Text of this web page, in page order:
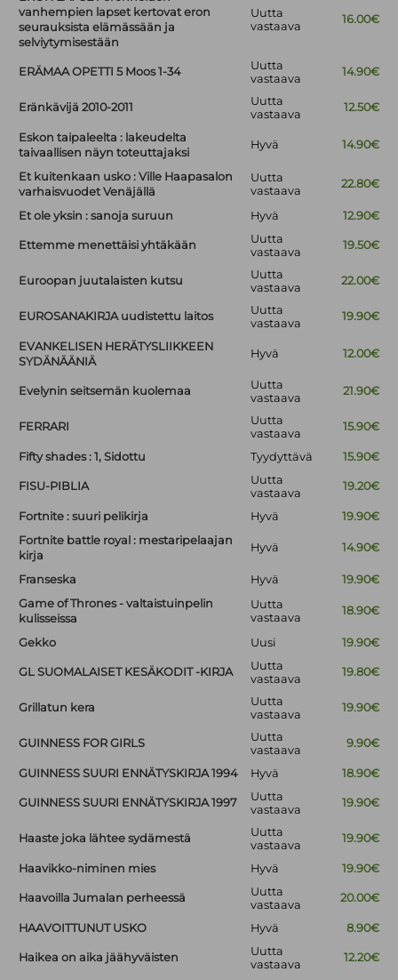
vanhempien lapset kertovat eron
seurauksista elämässään ja
selviytymisestään
Uutta
vastaava
16.00€
ERÄMAA OPETTI 5 Moos 1-34
Uutta
vastaava
14.90€
Eränkävijä 2010-2011
Uutta
vastaava
12.50€
Eskon taipaleelta : lakeudelta
taivaallisen näyn toteuttajaksi
Hyvä 14.90€
Et kuitenkaan usko : Ville Haapasalon
varhaisvuodet Venäjällä
Uutta
vastaava
22.80€
Et ole yksin : sanoja suruun Hyvä 12.90€
Ettemme menettäisi yhtäkään
Uutta
vastaava
19.50€
Euroopan juutalaisten kutsu
Uutta
vastaava
22.00€
EUROSANAKIRJA uudistettu laitos
Uutta
vastaava
19.90€
EVANKELISEN HERÄTYSLIIKKEEN
SYDÄNÄÄNIÄ
Hyvä 12.00€
Evelynin seitsemän kuolemaa
Uutta
vastaava
21.90€
FERRARI
Uutta
vastaava
15.90€
Fifty shades : 1, Sidottu Tyydyttävä 15.90€
FISU-PIBLIA
Uutta
vastaava
19.20€
Fortnite : suuri pelikirja Hyvä
19.90€
Fortnite battle royal : mestaripelaajan
kirja
Hyvä 14.90€
Franseska Hyvä
19.90€
Game of Thrones - valtaistuinpelin
kulisseissa
Uutta
vastaava
18.90€
Gekko Uusi 19.90€
GL SUOMALAISET KESÄKODIT -KIRJA
Uutta
vastaava
19.80€
Grillatun kera
Uutta
vastaava
19.90€
GUINNESS FOR GIRLS
Uutta
vastaava
9.90€
GUINNESS SUURI ENNÄTYSKIRJA 1994 Hyvä 18.90€
GUINNESS SUURI ENNÄTYSKIRJA 1997
Uutta
vastaava
19.90€
Haaste joka lähtee sydämestä
Uutta
vastaava
19.90€
Haavikko-niminen mies Hyvä 19.90€
Haavoilla Jumalan perheessä
Uutta
vastaava
20.00€
HAAVOITTUNUT USKO Hyvä 8.90€
Haikea on aika jäähyväisten
Uutta
vastaava
12.20€